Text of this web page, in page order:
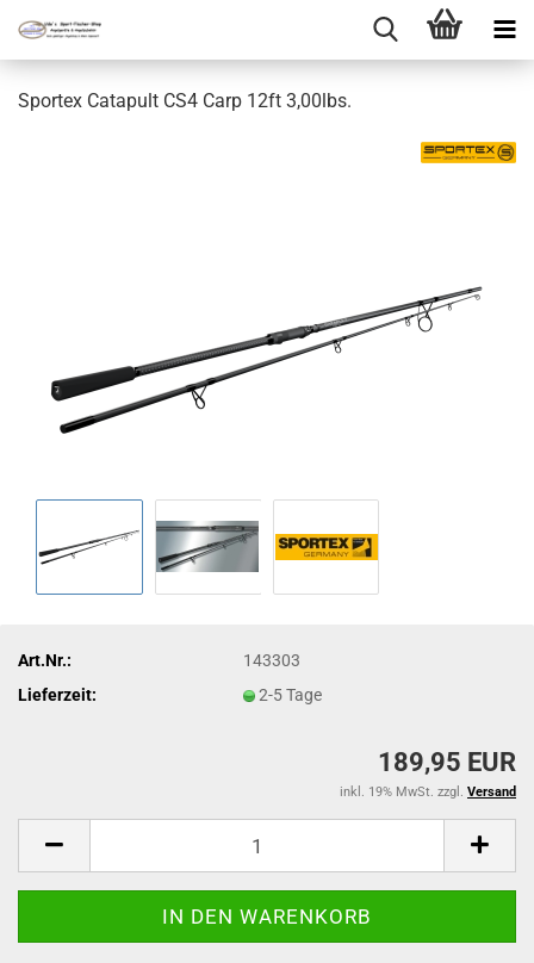
Sportex Catapult CS4 Carp 12ft 3,00lbs.
Art.Nr.:
143303
Lieferzeit:
2-5 Tage
189,95 EUR
inkl. 19% MwSt. zzgl. Versand